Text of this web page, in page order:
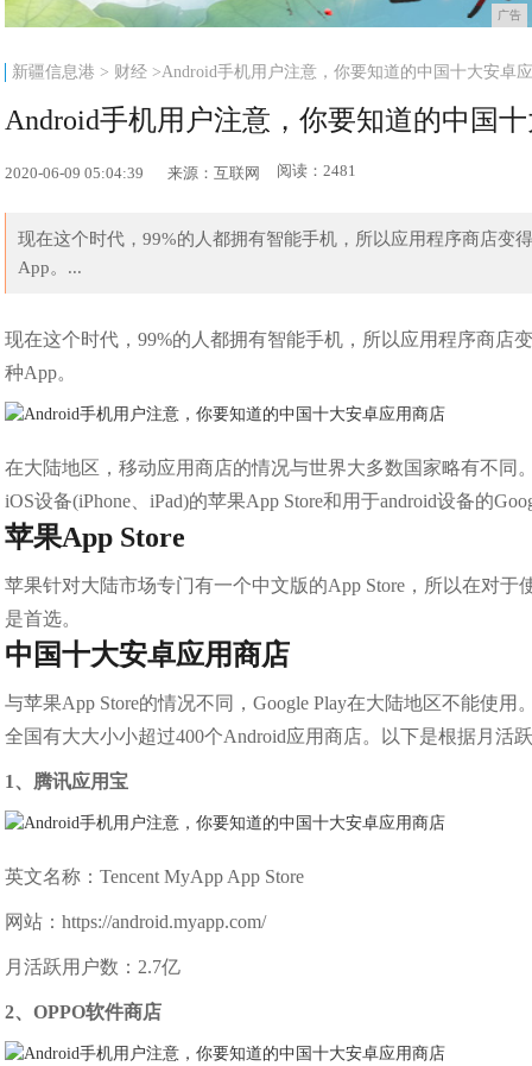
广告
新疆信息港 > 财经 >Android手机用户注意，你要知道的中国十大安卓
Android手机用户注意，你要知道的中国
2020-06-09 05:04:39 来源：互联网 阅读：2481
现在这个时代，99%的人都拥有智能手机，所以应用程序商店变
App。...
现在这个时代，99%的人都拥有智能手机，所以应用程序商
种App。
在大陆地区，移动应用商店的情况与世界大多数国家略有不
iOS设备(iPhone、iPad)的苹果App Store和用于android设备的
苹果App Store
苹果针对大陆市场专门有一个中文版的App Store，所以在对
是首选。
中国十大安卓应用商店
与苹果App Store的情况不同，Google Play在大陆地区不能使
全国有大大小小超过400个Android应用商店。以下是根据月活
1、腾讯应用宝
英文名称：Tencent MyApp App Store
网站：https://android.myapp.com/
月活跃用户数：2.7亿
2、OPPO软件商店